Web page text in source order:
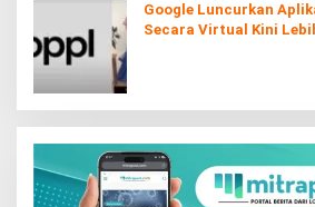
Google Luncurkan
Secara Virtual Kini